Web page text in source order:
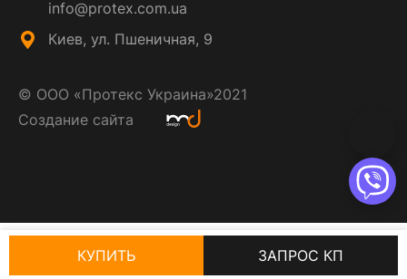
info@protex.com.ua
Киев, ул. Пшеничная, 9
© ООО «Протекс Украина»2021
Создание сайта
КУПИТЬ ЗАПРОС КП